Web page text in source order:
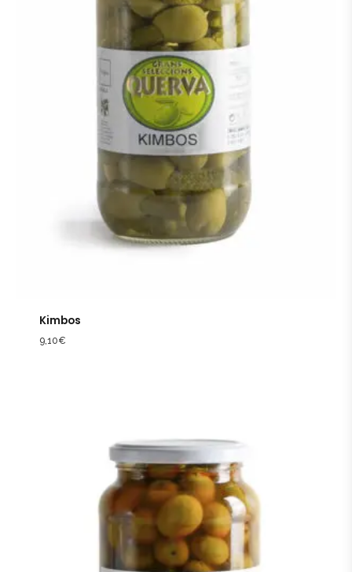
Kimbos
9,10€